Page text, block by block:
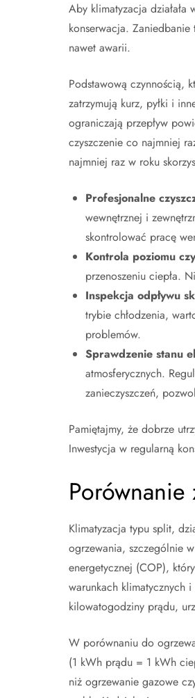
Aby klimatyzacja działała
konserwacja.
nawet awarii.
Podstawową czynnością,
zatrzymują kurz, pyłki i
ograniczają przepływ
czyszczenie co najmniej
najmniej raz w roku
Profesjonalne
wewnętrznej i
skontrolować pracę
Kontrola poziomu
przenoszeniu ciepła.
Inspekcja odpływu
trybie chłodzenia,
problemów.
Sprawdzenie stanu
atmosferycznych.
zanieczyszczeń,
Pamiętajmy, że dobrze
Inwestycja w regularną
Klimatyzacja typu split,
ogrzewania, szczególnie
energetycznej (COP),
warunkach klimatycznych
kilowatogodziny prądu,
W porównaniu do
(1 kWh prądu = 1 kWh
niż ogrzewanie gazowe